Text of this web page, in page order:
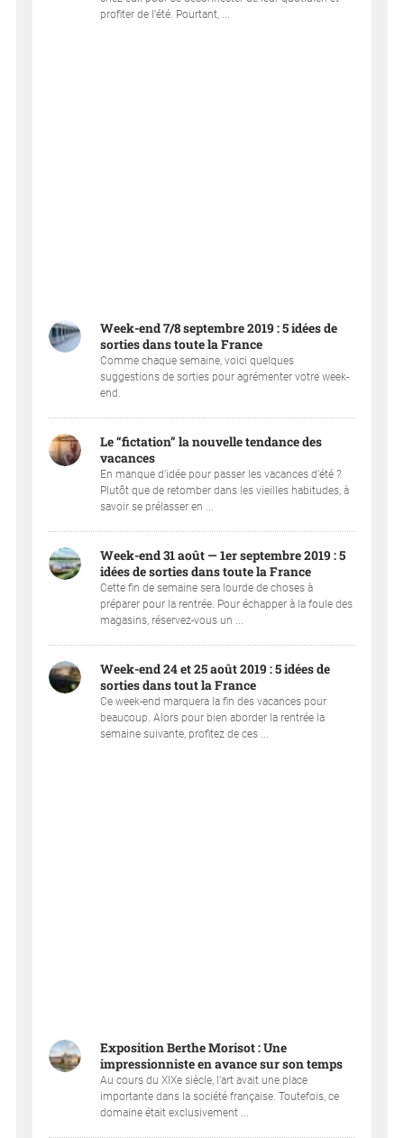
profiter de l’été. Pourtant, ...
Week-end 7/8 septembre 2019 : 5 idées de
sorties dans toute la France
Comme chaque semaine, voici quelques
suggestions de sorties pour agrémenter votre week-
end.
Le “fictation” la nouvelle tendance des
vacances
En manque d’idée pour passer les vacances d’été ?
Plutôt que de retomber dans les vieilles habitudes, à
savoir se prélasser en ...
Week-end 31 août — 1er septembre 2019 : 5
idées de sorties dans toute la France
Cette fin de semaine sera lourde de choses à
préparer pour la rentrée. Pour échapper à la foule des
magasins, réservez-vous un ...
Week-end 24 et 25 août 2019 : 5 idées de
sorties dans tout la France
Ce week-end marquera la fin des vacances pour
beaucoup. Alors pour bien aborder la rentrée la
semaine suivante, profitez de ces ...
Exposition Berthe Morisot : Une
impressionniste en avance sur son temps
Au cours du XIXe siècle, l’art avait une place
importante dans la société française. Toutefois, ce
domaine était exclusivement ...